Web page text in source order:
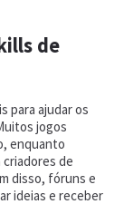
de
para ajudar os
jogos
enquanto
de
disso, fóruns e
ideias e receber